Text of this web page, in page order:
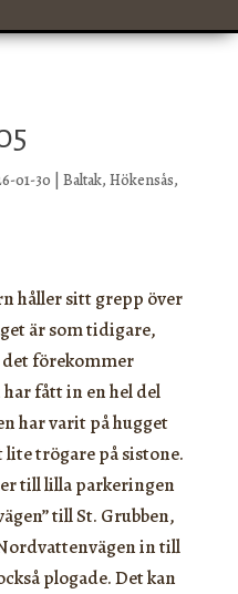
01-30 Baltak, Hökensås,
håller sitt grepp över
är som tidigare,
förekommer
fått in en hel del
har varit på hugget
trögare på sistone.
till lilla parkeringen
till St. Grubben,
in till
plogade. Det kan